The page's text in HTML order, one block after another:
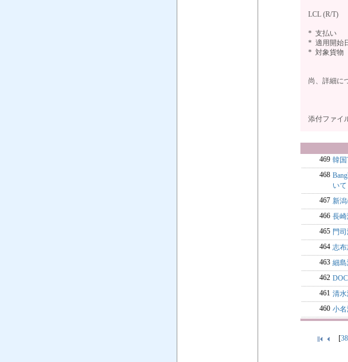
LCL
* 支払
* 適用開始
* 対象貨
尚、詳細に
添付ファイ
469 韓
468
いて
467 新
466 長
465 門
464 志
463 細
462
461 清
460 小
[38